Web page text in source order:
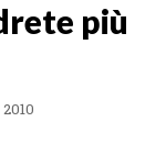
più